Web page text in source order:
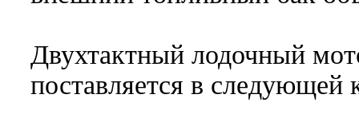
Двухтактный лодочный
поставляется в следующей